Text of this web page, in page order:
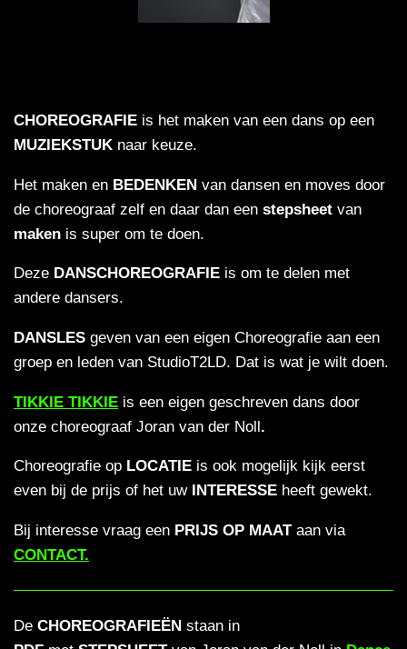
CHOREOGRAFIE is het maken van een dans op een
MUZIEKSTUK naar keuze.
Het maken en BEDENKEN van dansen en moves door
de choreograaf zelf en daar dan een stepsheet van
maken is super om te doen.
Deze DANSCHOREOGRAFIE is om te delen met
andere dansers.
DANSLES geven van een eigen Choreografie aan een
groep en leden van StudioT2LD. Dat is wat je wilt doen.
TIKKIE TIKKIE is een eigen geschreven dans door
onze choreograaf Joran van der Noll.
Choreografie op LOCATIE is ook mogelijk kijk eerst
even bij de prijs of het uw
INTERESSE heeft gewekt.
Bij interesse vraag een PRIJS OP MAATaan via
CONTACT.
De CHOREOGRAFIEËN staan in